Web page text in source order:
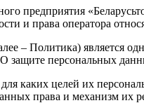
предприятия
и права оператора
– Политика) является
защите персональных
каких целей их
права и механизм их